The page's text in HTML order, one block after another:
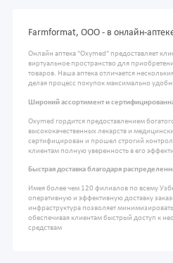
Farmformat, ООО - в онлайн-
Онлайн аптека "Oxymed" предоставляет
виртуальное пространство для
товаров. Наша аптека отличается
делая процесс покупок максимально
Широкий ассортимент и
Oxymed гордится предоставлением
высококачественных лекарств и
сертифицирован и прошел строгий
клиентам полную уверенность в его
Быстрая доставка благодаря
Имея более чем 120 филиалов по всему
оперативную и эффективную доставку
инфраструктура позволяет
обеспечивая клиентам быстрый доступ к
средствам